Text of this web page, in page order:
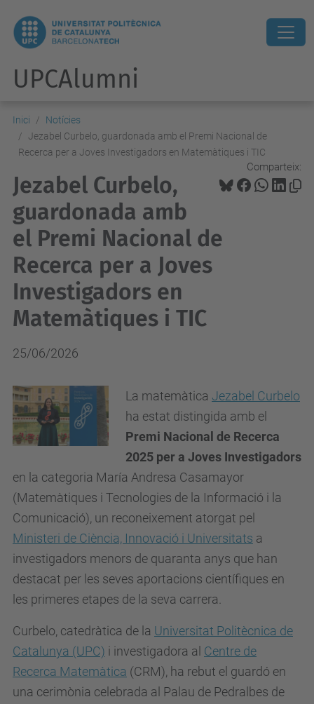
UPCAlumni
Inici
Notícies
Jezabel Curbelo, guardonada amb el Premi Nacional de
Recerca per a Joves Investigadors en Matemàtiques i TIC
Comparteix:
Jezabel Curbelo,
guardonada amb
el Premi Nacional de
Recerca per a Joves
Investigadors en
Matemàtiques i TIC
25/06/2026
La matemàtica Jezabel Curbelo
ha estat distingida amb el
Premi Nacional de Recerca
2025 per a Joves Investigadors
en la categoria María Andresa Casamayor
(Matemàtiques i Tecnologies de la Informació i la
Comunicació), un reconeixement atorgat pel
Ministeri de Ciència, Innovació i Universitats a
investigadors menors de quaranta anys que han
destacat per les seves aportacions científiques en
les primeres etapes de la seva carrera.
Curbelo, catedràtica de la Universitat Politècnica de
Catalunya (UPC) i investigadora al Centre de
Recerca Matemàtica (CRM), ha rebut el guardó en
una cerimònia celebrada al Palau de Pedralbes de